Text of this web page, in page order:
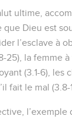
ultime,
que Dieu est
l’esclave à
25), la femme
(3.1-6), les
fait le mal (3.8-
l’exemple